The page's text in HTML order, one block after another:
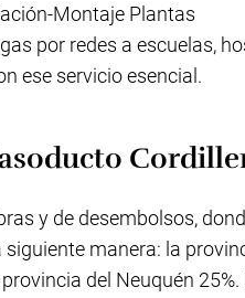
Montaje Plantas
por redes a escuelas,
ese servicio esencial.
y de desembolsos,
manera: la
del Neuquén 25%.